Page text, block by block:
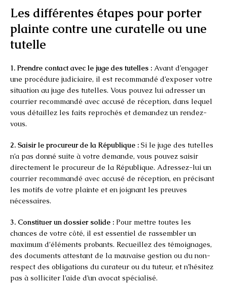
Les différentes étapes pour porter
plainte contre une curatelle ou une
tutelle
1. Prendre contact avec le juge des tutelles : Avant d’engager
une procédure judiciaire, il est recommandé d’exposer votre
situation au juge des tutelles. Vous pouvez lui adresser un
courrier recommandé avec accusé de réception, dans lequel
vous détaillez les faits reprochés et demandez un rendez-
vous.
2. Saisir le procureur de la République : Si le juge des tutelles
n’a pas donné suite à votre demande, vous pouvez saisir
directement le procureur de la République. Adressez-lui un
courrier recommandé avec accusé de réception, en précisant
les motifs de votre plainte et en joignant les preuves
nécessaires.
3. Constituer un dossier solide : Pour mettre toutes les
chances de votre côté, il est essentiel de rassembler un
maximum d’éléments probants. Recueillez des témoignages,
des documents attestant de la mauvaise gestion ou du non-
respect des obligations du curateur ou du tuteur, et n’hésitez
pas à solliciter l’aide d’un avocat spécialisé.